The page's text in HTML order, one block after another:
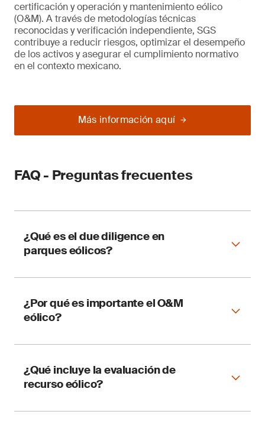
certificación y operación y mantenimiento eólico
(O&M). A través de metodologías técnicas
reconocidas y verificación independiente, SGS
contribuye a reducir riesgos, optimizar el desempeño
de los activos y asegurar el cumplimiento normativo
en el contexto mexicano.
Más información aquí
FAQ - Preguntas frecuentes
¿Qué es el due diligence en
parques eólicos?
desempeño y cumplimiento antes o durante la
operación del proyecto.
¿Por qué es importante el O&M
eólico?
disponibilidad, eficiencia y rentabilidad del
parque.
¿Qué incluye la evaluación de
recurso eólico?